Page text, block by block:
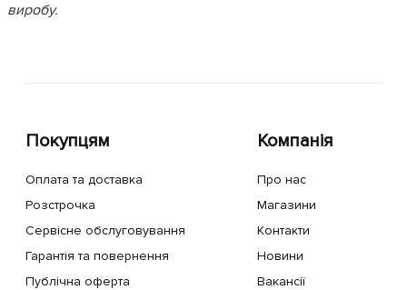
виробу.
Покупцям
Оплата та доставка
Розстрочка
Сервісне обслуговування
Гарантія та повернення
Публічна оферта
Компанія
Про нас
Магазини
Контакти
Новини
Вакансії